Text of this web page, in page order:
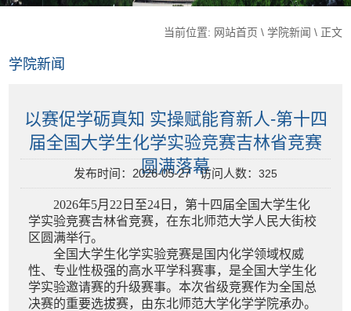
当前位置: 网站首页 \ 学院新闻 \ 正文
学院新闻
以赛促学砺真知 实操赋能育新人-第十四
届全国大学生化学实验竞赛吉林省竞赛
圆满落幕
发布时间：2026-05-27 访问人数： 325
2026年5月22日至24日，第十四届全国大学生化
学实验竞赛吉林省竞赛，在东北师范大学人民大街校
区圆满举行。
全国大学生化学实验竞赛是国内化学领域权威
性、专业性极强的高水平学科赛事，是全国大学生化
学实验邀请赛的升级赛事。本次省级竞赛作为全国总
决赛的重要选拔赛，由东北师范大学化学学院承办。